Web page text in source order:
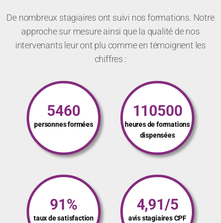
De nombreux stagiaires ont suivi nos formations. Notre
approche sur mesure ainsi que la qualité de nos
intervenants leur ont plu comme en témoignent les
chiffres :
5460
personnes formées
110500
heures de formations
dispensées
91%
taux de satisfaction
4,91/5
avis stagiaires CPF